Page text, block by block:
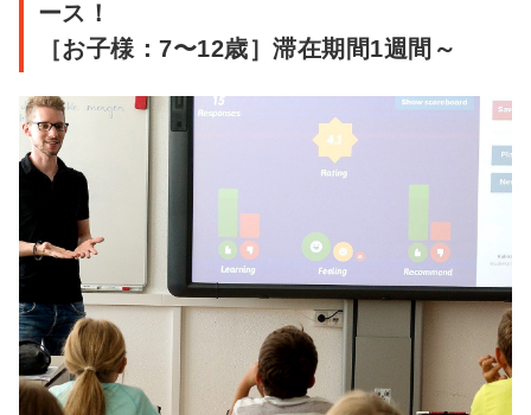
ース！
［お子様：7〜12歳］滞在期間1週間～